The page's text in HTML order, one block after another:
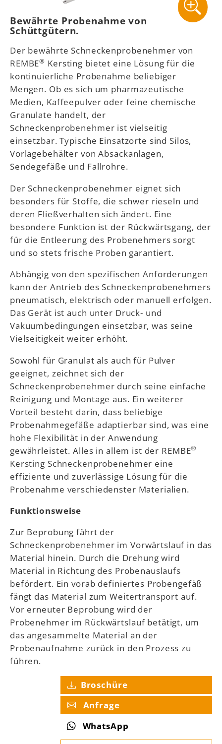
Bewährte Probenahme von
Schüttgütern.
Der bewährte Schneckenprobenehmer von
REMBE® Kersting bietet eine Lösung für die
kontinuierliche Probenahme beliebiger
Mengen. Ob es sich um pharmazeutische
Medien, Kaffeepulver oder feine chemische
Granulate handelt, der
Schneckenprobenehmer ist vielseitig
einsetzbar. Typische Einsatzorte sind Silos,
Vorlagebehälter von Absackanlagen,
Sendegefäße und Fallrohre.
Der Schneckenprobenehmer eignet sich
besonders für Stoffe, die schwer rieseln und
deren Fließverhalten sich ändert. Eine
besondere Funktion ist der Rückwärtsgang, der
für die Entleerung des Probenehmers sorgt
und so stets frische Proben garantiert.
Abhängig von den spezifischen Anforderungen
kann der Antrieb des Schneckenprobenehmers
pneumatisch, elektrisch oder manuell erfolgen.
Das Gerät ist auch unter Druck- und
Vakuumbedingungen einsetzbar, was seine
Vielseitigkeit weiter erhöht.
Sowohl für Granulat als auch für Pulver
geeignet, zeichnet sich der
Schneckenprobenehmer durch seine einfache
Reinigung und Montage aus. Ein weiterer
Vorteil besteht darin, dass beliebige
Probenahmegefäße adaptierbar sind, was eine
hohe Flexibilität in der Anwendung
gewährleistet. Alles in allem ist der REMBE®
Kersting Schneckenprobenehmer eine
effiziente und zuverlässige Lösung für die
Probenahme verschiedenster Materialien.
Funktionsweise
Zur Beprobung fährt der
Schneckenprobenehmer im Vorwärtslauf in das
Material hinein. Durch die Drehung wird
Material in Richtung des Probenauslaufs
befördert. Ein vorab definiertes Probengefäß
fängt das Material zum Weitertransport auf.
Vor erneuter Beprobung wird der
Probenehmer im Rückwärtslauf betätigt, um
das angesammelte Material an der
Probenaufnahme zurück in den Prozess zu
führen.
Broschüre
Anfrage
WhatsApp